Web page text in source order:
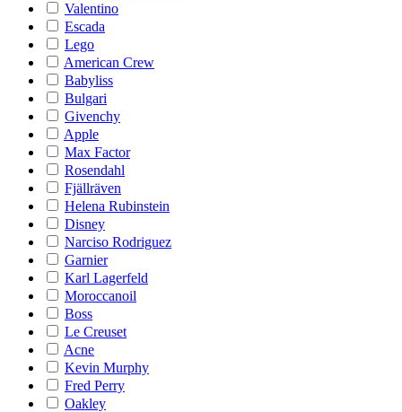
Valentino
Escada
Lego
American Crew
Babyliss
Bulgari
Givenchy
Apple
Max Factor
Rosendahl
Fjällräven
Helena Rubinstein
Disney
Narciso Rodriguez
Garnier
Karl Lagerfeld
Moroccanoil
Boss
Le Creuset
Acne
Kevin Murphy
Fred Perry
Oakley